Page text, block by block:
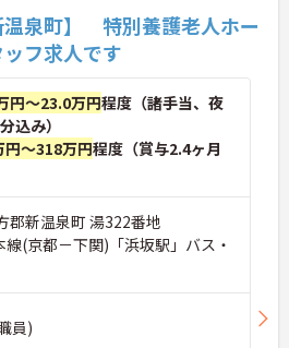
温泉町】 特別養護老人ホー
フ求人です
円～23.0万円程度（諸手当、夜
込み）
円～318万円程度（賞与2.4ヶ月
郡新温泉町 湯322番地
線(京都－下関)「浜坂駅」バス・
員)